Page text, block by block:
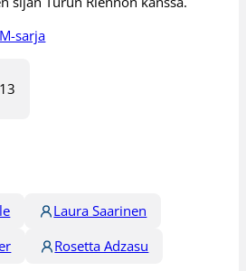
sarja
Laura Saarinen
Rosetta Adzasu